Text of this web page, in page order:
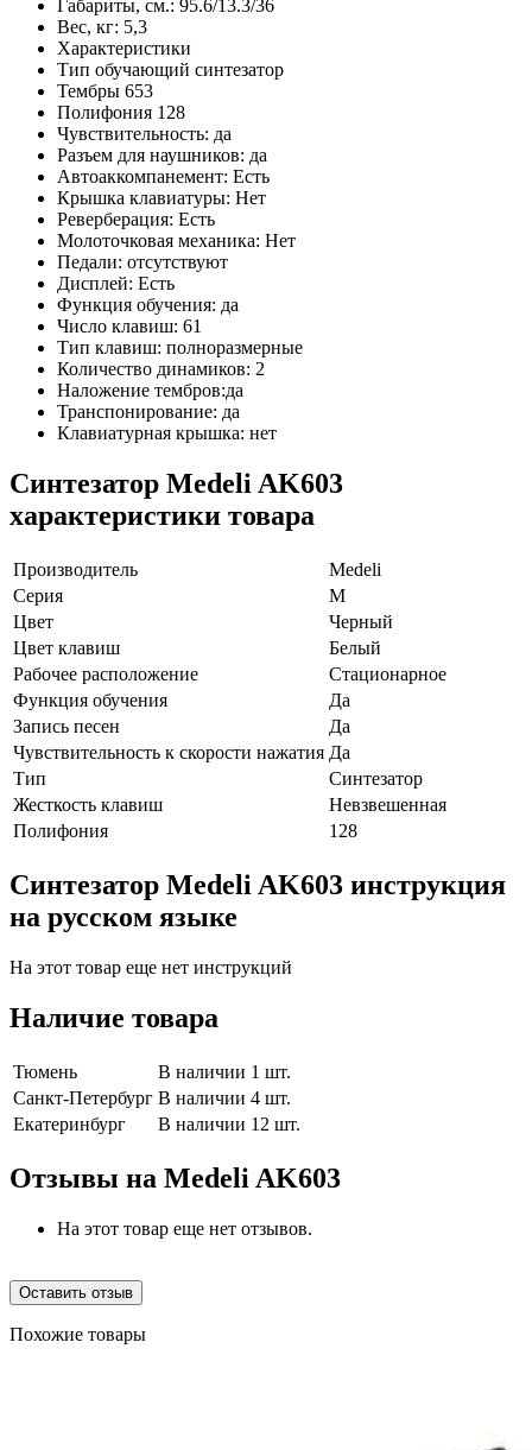
Габариты, см.: 95.6/13.3/36
Вес, кг: 5,3
Характеристики
Тип обучающий синтезатор
Тембры 653
Полифония 128
Чувствительность: да
Разъем для наушников: да
Автоаккомпанемент: Есть
Крышка клавиатуры: Нет
Реверберация: Есть
Молоточковая механика: Нет
Педали: отсутствуют
Дисплей: Есть
Функция обучения: да
Число клавиш: 61
Тип клавиш: полноразмерные
Количество динамиков: 2
Наложение тембров:да
Транспонирование: да
Клавиатурная крышка: нет
Синтезатор Medeli AK603
характеристики товара
Производитель
Medeli
Серия
M
Цвет
Черный
Цвет клавиш
Белый
Рабочее расположение
Стационарное
Функция обучения
Да
Запись песен
Да
Чувствительность к скорости нажатия Да
Тип
Синтезатор
Жесткость клавиш
Невзвешенная
Полифония
128
Синтезатор Medeli AK603 инструкция
на русском языке
На этот товар еще нет инструкций
Наличие товара
Тюмень
В наличии 1 шт.
Санкт-Петербург В наличии 4 шт.
Екатеринбург
В наличии 12 шт.
Отзывы на Medeli AK603
На этот товар еще нет отзывов.
Оставить отзыв
Похожие товары